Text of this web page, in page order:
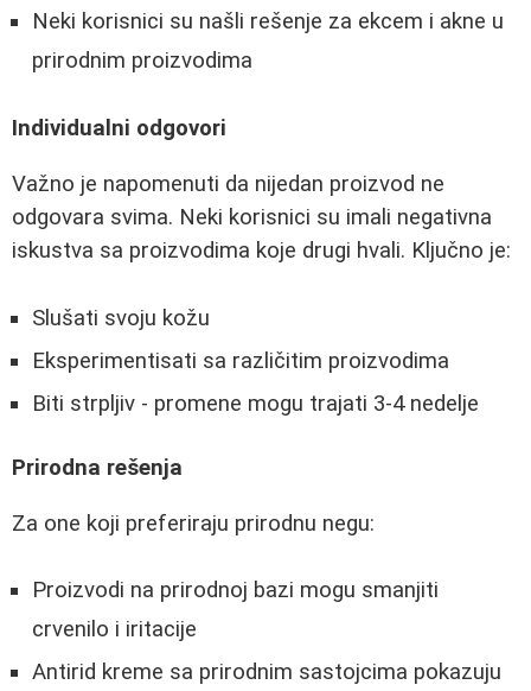
Neki korisnici su našli rešenje za ekcem i akne u
prirodnim proizvodima
Individualni odgovori
Važno je napomenuti da nijedan proizvod ne
odgovara svima. Neki korisnici su imali negativna
iskustva sa proizvodima koje drugi hvali. Ključno je:
Slušati svoju kožu
Eksperimentisati sa različitim proizvodima
Biti strpljiv - promene mogu trajati 3-4 nedelje
Prirodna rešenja
Za one koji preferiraju prirodnu negu:
Proizvodi na prirodnoj bazi mogu smanjiti
crvenilo i iritacije
Antirid kreme sa prirodnim sastojcima pokazuju